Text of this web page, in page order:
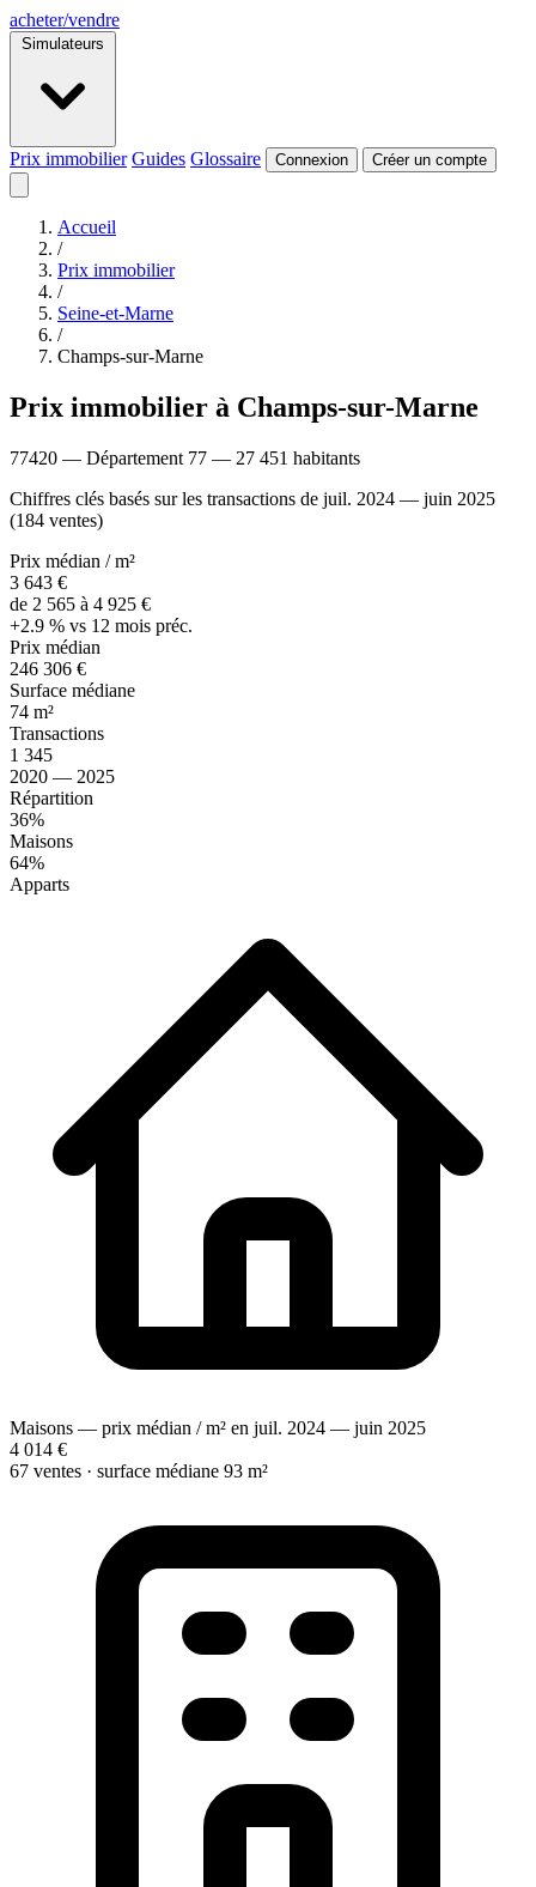
acheter/vendre
Simulateurs
Prix immobilier Guides Glossaire Connexion Créer un compte
Accueil
/
Prix immobilier
/
Seine-et-Marne
/
Champs-sur-Marne
Prix immobilier à Champs-sur-Marne
77420 — Département 77 — 27 451 habitants
Chiffres clés basés sur les transactions de juil. 2024 — juin 2025
(184 ventes)
Prix médian / m²
3 643 €
de 2 565 à 4 925 €
+2.9 % vs 12 mois préc.
Prix médian
246 306 €
Surface médiane
74 m²
Transactions
1 345
2020 — 2025
Répartition
36%
Maisons
64%
Apparts
Maisons — prix médian / m² en juil. 2024 — juin 2025
4 014 €
67 ventes · surface médiane 93 m²